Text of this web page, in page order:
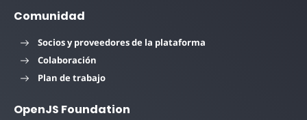
Comunidad
Socios y proveedores de la plataforma
Colaboración
Plan de trabajo
OpenJS Foundation